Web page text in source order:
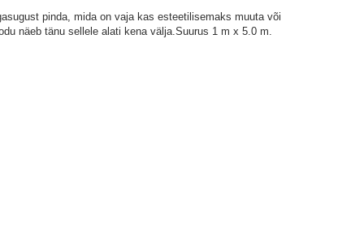
pinda, mida on vaja kas esteetilisemaks muuta või
näeb tänu sellele alati kena välja.Suurus 1 m x 5.0 m.